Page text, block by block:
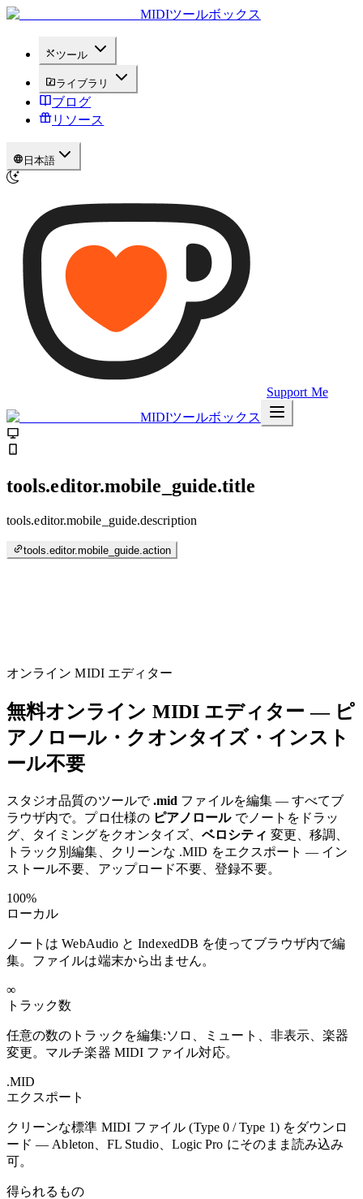
MIDIツールボックス
ツール
ライブラリ
ブログ
リソース
日本語
Support Me
MIDIツールボックス
tools.editor.mobile_guide.title
tools.editor.mobile_guide.description
tools.editor.mobile_guide.action
オンライン MIDI エディター
無料オンライン MIDI エディター — ピ
アノロール・クオンタイズ・インスト
ール不要
スタジオ品質のツールで.mid ファイルを編集 — すべてブ
ラウザ内で。プロ仕様の ピアノロールでノートをドラッ
グ、タイミングをクオンタイズ、ベロシティ 変更、移調、
トラック別編集、クリーンな .MID をエクスポート — イン
ストール不要、アップロード不要、登録不要。
100%
ローカル
ノートは WebAudio と IndexedDB を使ってブラウザ内で編
集。ファイルは端末から出ません。
∞
トラック数
任意の数のトラックを編集:ソロ、ミュート、非表示、楽器
変更。マルチ楽器 MIDI ファイル対応。
.MID
エクスポート
クリーンな標準 MIDI ファイル (Type 0 / Type 1) をダウンロ
ード — Ableton、FL Studio、Logic Pro にそのまま読み込み
可。
得られるもの